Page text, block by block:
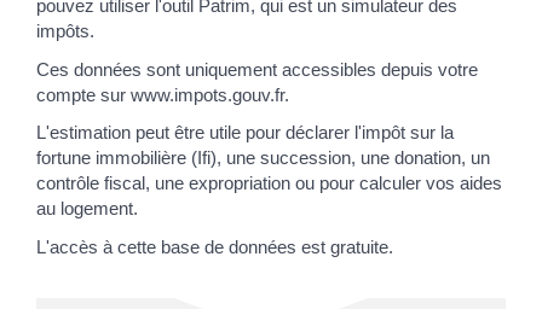
pouvez utiliser l'outil Patrim, qui est un simulateur des
impôts.
Ces données sont uniquement accessibles depuis votre
compte sur www.impots.gouv.fr.
L'estimation peut être utile pour déclarer l'impôt sur la
fortune immobilière (Ifi), une succession, une donation, un
contrôle fiscal, une expropriation ou pour calculer vos aides
au logement.
L'accès à cette base de données est gratuite.